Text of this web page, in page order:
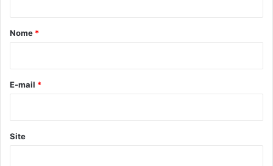
r
*
Nome *
E-mail *
Site